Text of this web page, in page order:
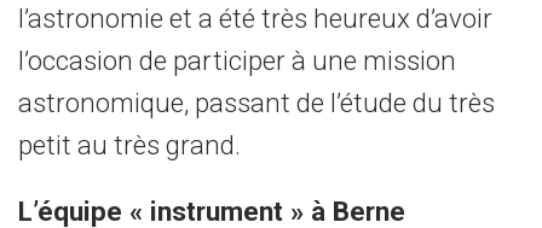
l’astronomie et a été très heureux d’avoir
l’occasion de participer à une mission
astronomique, passant de l’étude du très
petit au très grand.
L’équipe « instrument » à Berne